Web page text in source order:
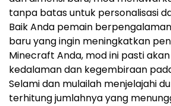
tanpa batas untuk personalisasi
Baik Anda pemain
baru yang ingin meningkatkan
Minecraft Anda, mod ini pasti
kedalaman dan kegembiraan
Selami dan mulailah menjelajahi
terhitung jumlahnya yang